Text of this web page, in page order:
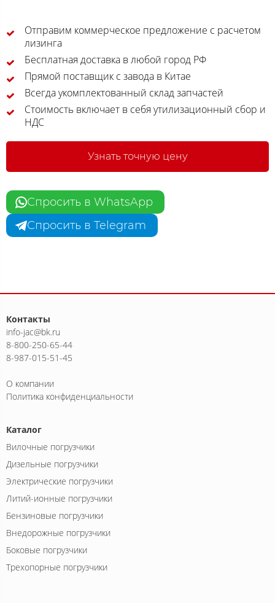
Отправим коммерческое предложение с расчетом
лизинга
Бесплатная доставка в любой город РФ
Прямой поставщик с завода в Китае
Всегда укомплектованный склад запчастей
Стоимость включает в себя утилизационный сбор и
НДС
Узнать точную цену
Спросить в WhatsApp
Спросить в Telegram
Контакты
info-jac@bk.ru
8-800-250-65-44
8-987-015-51-45
О компании
Политика конфиденциальности
Каталог
Вилочные погрузчики
Дизельные погрузчики
Электрические погрузчики
Литий-ионные погрузчики
Бензиновые погрузчики
Внедорожные погрузчики
Боковые погрузчики
Трехопорные погрузчики